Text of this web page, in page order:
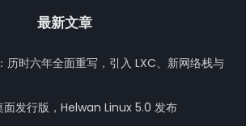
最新文章
时六年全面重写，引入 LXC、新网络栈与
发行版，Helwan Linux 5.0 发布